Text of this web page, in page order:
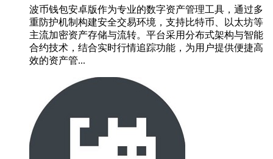
波币钱包安卓版作为专业的数字资产管理工具，通过多
重防护机制构建安全交易环境，支持比特币、以太坊等
主流加密资产存储与流转。平台采用分布式架构与智能
合约技术，结合实时行情追踪功能，为用户提供便捷高
效的资产管...